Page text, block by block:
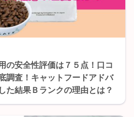
の安全性評価は７５点！口コ
調査！キャットフードアドバ
た結果Ｂランクの理由とは？